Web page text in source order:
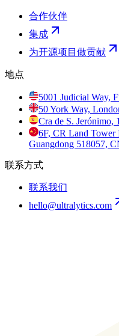
合作伙伴
集成
为开源项目做贡献
地点
5001 Judicial Way,
50 York Way,
Cra de S. Jerónimo,
6F, CR Land Tower
Guangdong 518057,
联系方式
联系我们
hello@ultralytics.com